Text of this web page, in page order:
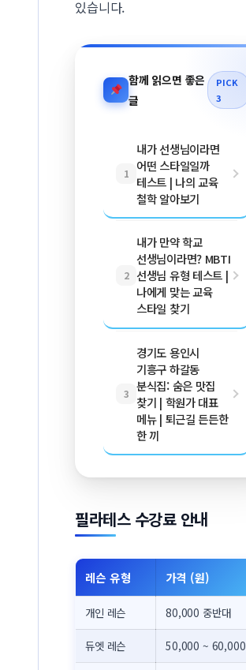
있습니다.
함께 읽으면 좋은
글
PICK
3
1
내가 선생님이라면
어떤 스타일일까
테스트 | 나의 교육
철학 알아보기
2
내가 만약 학교
선생님이라면? MBTI
선생님 유형 테스트 |
나에게 맞는 교육
스타일 찾기
3
경기도 용인시
기흥구 하갈동
분식집: 숨은 맛집
찾기 | 학원가 대표
메뉴 | 퇴근길 든든한
한 끼
필라테스 수강료 안내
레슨 유형 가격 (원)
개인 레슨 80,000 중반대
듀엣 레슨 50,000 ~ 60,000